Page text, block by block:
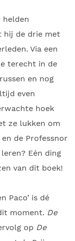
helden
hij de drie met
Via een
terecht in de
en nog
even
hoek
ze lukken om
de Professnor
Eén ding
van dit boek!
Paco’ is dé
moment. De
op De